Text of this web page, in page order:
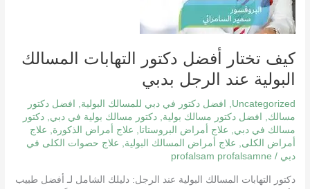
كيف تختار أفضل دكتور التهابات المسالك
البولية عند الرجل بدبي
Uncategorized
, افضل دكتور في دبي للمسالك البولية,
افضل دكتور
مسالك, افضل دكتور مسالك بولية,دكتور مسالك بولية في دبي,دكتور
مسالك في دبي, علاج أمراض البروستاتا, علاج أمراض الذكورة, علاج
أمراض الكلى, علاج أمراض المسالك البولية, علاج حصوات الكلى في
دبي /
profalsam profalsamne
دكتور التهابات المسالك البولية عند الرجل: دليلك الشامل لـ أفضل طبيب
الرجل
بدبي